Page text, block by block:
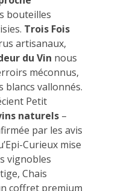
bouteilles
Trois Fois
artisanaux,
du Vin nous
méconnus,
blancs vallonnés.
Petit
naturels –
par les avis
Curieux mise
vignobles
Chais
coffret premium